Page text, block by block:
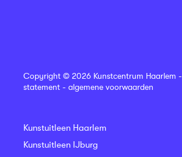
Copyright © 2026 Kunstcentrum Haarlem -
statement - algemene voorwaarden
Kunstuitleen Haarlem
Kunstuitleen IJburg